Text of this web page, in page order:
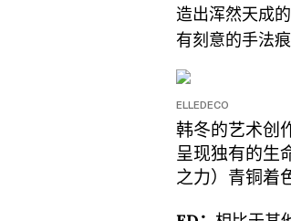
造出浑然天成
有刻意的手法
ELLEDECO
韩冬的艺术创
呈现独有的生
之力）青铜着